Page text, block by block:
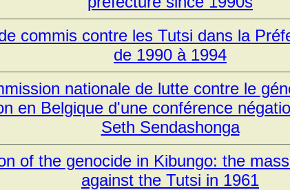
commis contre les Tutsi dans la
de 1990 à 1994
nationale de lutte contre le
en Belgique d'une conférence
Seth Sendashonga
of the genocide in Kibungo: the
against the Tutsi in 1961